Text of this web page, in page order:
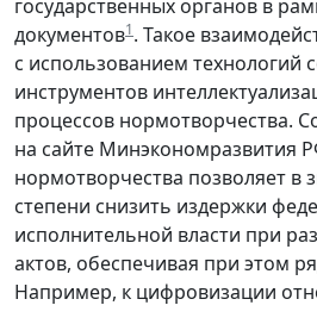
государственных органов в
документов1. Такое
с использованием технологий
инструментов
процессов нормотворчества.
на сайте Минэкономразвития
нормотворчества позволяет в
степени снизить издержки
исполнительной власти при
актов, обеспечивая при этом
Например, к цифровизации